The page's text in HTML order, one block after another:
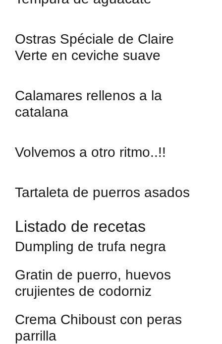
Ostras Spéciale de Claire
Verte en ceviche suave
Calamares rellenos a la
catalana
Volvemos a otro ritmo..!!
Tartaleta de puerros asados
Listado de recetas
Dumpling de trufa negra
Gratin de puerro, huevos
crujientes de codorniz
Crema Chiboust con peras
parrilla